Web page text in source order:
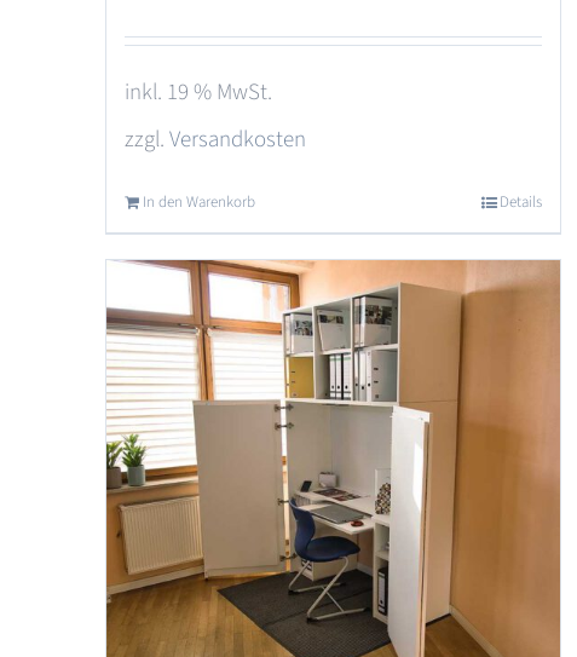
inkl. 19 % MwSt.
zzgl.Versandkosten
In den Warenkorb Details